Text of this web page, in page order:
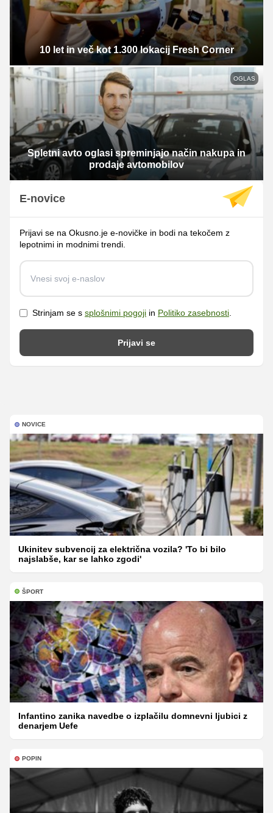
10 let in več kot 1.300 lokacij Fresh Corner
OGLAS
Spletni avto oglasi spreminjajo način nakupa in
prodaje avtomobilov
E-novice
Prijavi se na Okusno.je e-novičke in bodi na tekočem z
lepotnimi in modnimi trendi.
Strinjam se s splošnimi pogoji in Politiko zasebnosti.
Prijavi se
NOVICE
Ukinitev subvencij za električna vozila? 'To bi bilo
najslabše, kar se lahko zgodi'
ŠPORT
Infantino zanika navedbe o izplačilu domnevni ljubici z
denarjem Uefe
POPIN